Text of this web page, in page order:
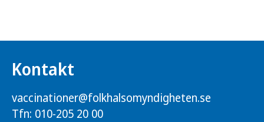
Kontakt
vaccinationer@folkhalsomyndigheten.se
Tfn: 010-205 20 00